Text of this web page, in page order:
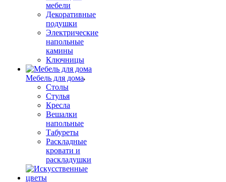
мебели
Декоративные
подушки
Электрические
напольные
камины
Ключницы
Мебель для дома
Столы
Стулья
Кресла
Вешалки
напольные
Табуреты
Раскладные
кровати и
раскладушки